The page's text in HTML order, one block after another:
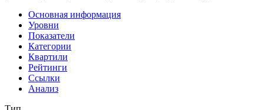
Основная информация
Уровни
Показатели
Категории
Квартили
Рейтинги
Ссылки
Анализ